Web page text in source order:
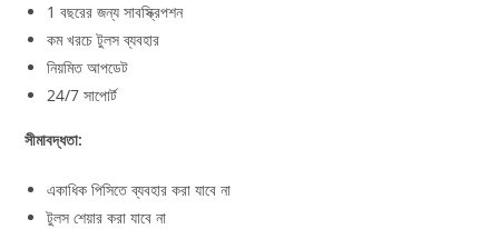
1 বছরের জন্য সাবস্ক্রিপশন
কম খরচে টুলস ব্যবহার
নিয়মিত আপডেট
24/7 সাপোর্ট
সীমাবদ্ধতা:
একাধিক পিসিতে ব্যবহার করা যাবে না
টুলস শেয়ার করা যাবে না